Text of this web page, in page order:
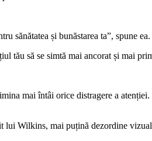
sănătatea și bunăstarea ta”, spune ea.
tău să se simtă mai ancorat și mai
mai întâi orice distragere a
Wilkins, mai puțină dezordine